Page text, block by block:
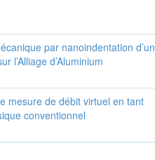
par nanoindentation d’un
l’Alliage d’Aluminium
mesure de débit virtuel en tant
conventionnel